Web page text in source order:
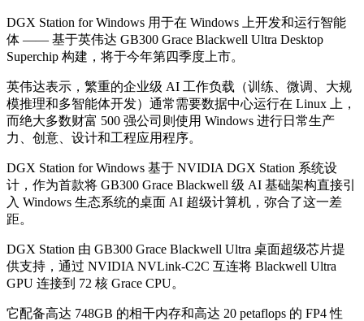
DGX Station for Windows 用于在 Windows 上开发和运行智能
体 —— 基于英伟达 GB300 Grace Blackwell Ultra Desktop
Superchip 构建，将于今年第四季度上市。
英伟达表示，繁重的企业级 AI 工作负载（训练、微调、大规
模推理和多智能体开发）通常需要数据中心运行在 Linux 上，
而绝大多数财富 500 强公司则使用 Windows 进行日常生产
力、创意、设计和工程应用程序。
DGX Station for Windows 基于 NVIDIA DGX Station 系统设
计，作为首款将 GB300 Grace Blackwell 级 AI 基础架构直接引
入 Windows 生态系统的桌面 AI 超级计算机，弥合了这一差
距。
DGX Station 由 GB300 Grace Blackwell Ultra 桌面超级芯片提
供支持，通过 NVIDIA NVLink-C2C 互连将 Blackwell Ultra
GPU 连接到 72 核 Grace CPU。
它配备高达 748GB 的相干内存和高达 20 petaflops 的 FP4 性